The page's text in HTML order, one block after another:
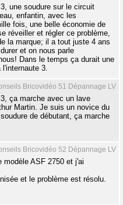
une soudure sur le circuit
enfantin, avec les
fois, une belle économie de
réveiller et régler ce problème,
la marque; il a tout juste 4 ans
et on nous parle
Dans le temps ça durait une
3.
Bricovidéo 51 Dépannage LV
ça marche avec un lave
Martin. Je suis un novice du
de débutant, ça marche
Bricovidéo 52 Dépannage LV
ASF 2750 et j'ai
et le problème est résolu.